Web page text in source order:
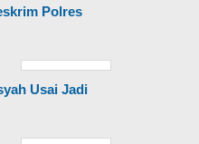
Polres
Usai Jadi